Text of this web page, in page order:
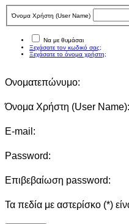
Όνομα Χρήστη (User Νame)
Να με θυμάσαι
Ξεχάσατε τον κωδικό σας;
Ξεχάσατε το όνομα χρήστη;
Ονοματεπώνυμο:
Όνομα Χρήστη (User Νame):
E-mail:
Password:
Επιβεβαίωση password:
Τα πεδία με αστερίσκο (*)